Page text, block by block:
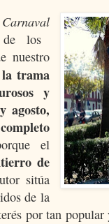
los
nuestro
la trama
y
agosto,
el
de
sitúa
de la
por tan